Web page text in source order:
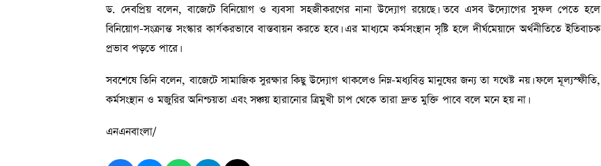
ড. দেবপ্রিয় বলেন, বাজেটে বিনিয়োগ ও ব্যবসা সহজীকরণের নানা উদ্যোগ রয়েছে। তবে এসব উদ্যোগের সুফল পেতে হলে
বিনিয়োগ-সংক্রান্ত সংস্কার কার্যকরভাবে বাস্তবায়ন করতে হবে। এর মাধ্যমে কর্মসংস্থান সৃষ্টি হলে দীর্ঘমেয়াদে অর্থনীতিতে ইতিবাচক
প্রভাব পড়তে পারে।
সবশেষে তিনি বলেন, বাজেটে সামাজিক সুরক্ষার কিছু উদ্যোগ থাকলেও নিম্ন-মধ্যবিত্ত মানুষের জন্য তা যথেষ্ট নয়। ফলে মূল্যস্ফীতি,
কর্মসংস্থান ও মজুরির অনিশ্চয়তা এবং সঞ্চয় হারানোর ত্রিমুখী চাপ থেকে তারা দ্রুত মুক্তি পাবে বলে মনে হয় না।
এনএনবাংলা/